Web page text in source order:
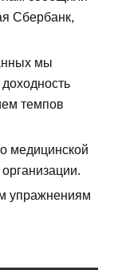
Сбербанк,
мы
темпов
медицинской
упражнениям